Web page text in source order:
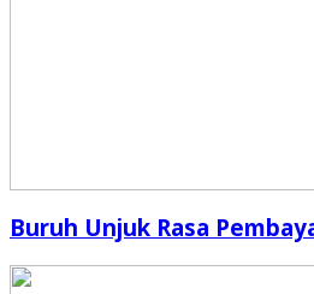
Buruh Unjuk Rasa